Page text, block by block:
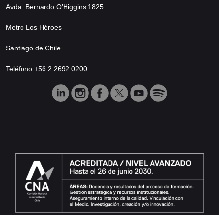
Avda. Bernardo O’Higgins 1825
Metro Los Héroes
Santiago de Chile
Teléfono +56 2 2692 0200